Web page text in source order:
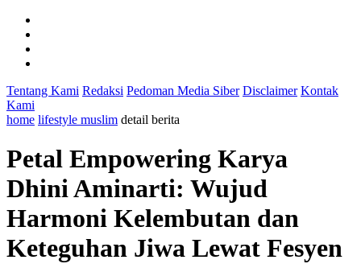
Tentang Kami Redaksi Pedoman Media Siber Disclaimer Kontak
Kami
home lifestyle muslim detail berita
Petal Empowering Karya
Dhini Aminarti: Wujud
Harmoni Kelembutan dan
Keteguhan Jiwa Lewat Fesyen